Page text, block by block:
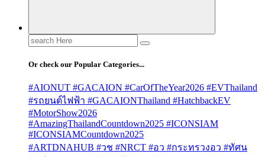
Search
for:
Or check our Popular Categories...
#AIONUT #GACAION #CarOfTheYear2026 #EVThailand
#รถยนต์ไฟฟ้า #GACAIONThailand #HatchbackEV
#MotorShow2026
#AmazingThailandCountdown2025 #ICONSIAM
#ICONSIAMCountdown2025
#ARTDNAHUB #วช #NRCT #อว #กระทรวงอว #ทัศน